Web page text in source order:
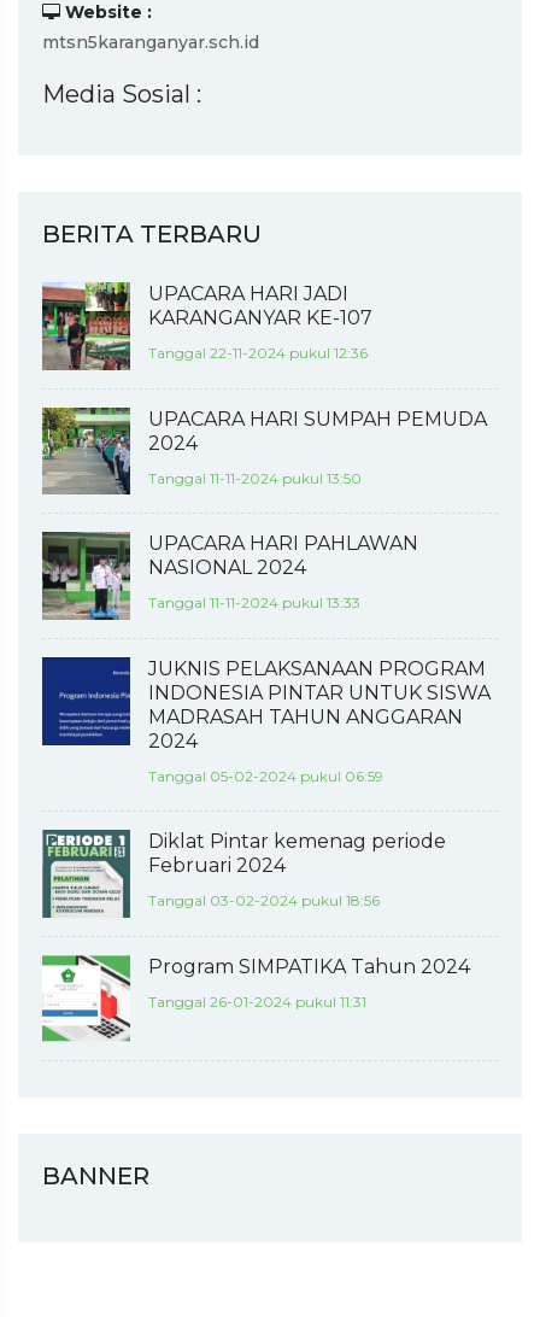
Website :
mtsn5karanganyar.sch.id
Media Sosial :
BERITA TERBARU
UPACARA HARI JADI
KARANGANYAR KE-107
Tanggal 22-11-2024 pukul 12:36
UPACARA HARI SUMPAH PEMUDA
2024
Tanggal 11-11-2024 pukul 13:50
UPACARA HARI PAHLAWAN
NASIONAL 2024
Tanggal 11-11-2024 pukul 13:33
JUKNIS PELAKSANAAN PROGRAM
INDONESIA PINTAR UNTUK SISWA
MADRASAH TAHUN ANGGARAN
2024
Tanggal 05-02-2024 pukul 06:59
Diklat Pintar kemenag periode
Februari 2024
Tanggal 03-02-2024 pukul 18:56
Program SIMPATIKA Tahun 2024
Tanggal 26-01-2024 pukul 11:31
BANNER